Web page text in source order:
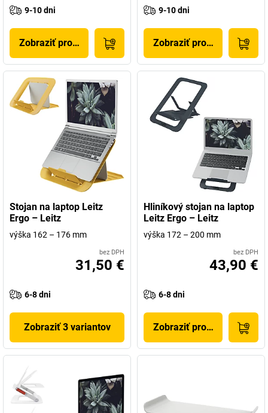
9-10 dni
Zobraziť produkt
9-10 dni
Zobraziť produkt
Stojan na laptop Leitz
Ergo – Leitz
výška 162 – 176 mm
bez DPH
31,50 €
6-8 dni
Zobraziť 3 variantov
Hliníkový stojan na laptop
Leitz Ergo – Leitz
výška 172 – 200 mm
bez DPH
43,90 €
6-8 dni
Zobraziť produkt